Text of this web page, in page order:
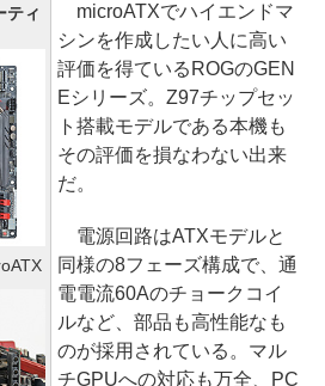
ティ
microATXでハイエンドマ
シンを作成したい人に高い
評価を得ているROGのGEN
Eシリーズ。Z97チップセッ
ト搭載モデルである本機も
その評価を損なわない出来
だ。
電源回路はATXモデルと
同様の8フェーズ構成で、通
電電流60Aのチョークコイ
ルなど、部品も高性能なも
のが採用されている。マル
チGPUへの対応も万全、PC